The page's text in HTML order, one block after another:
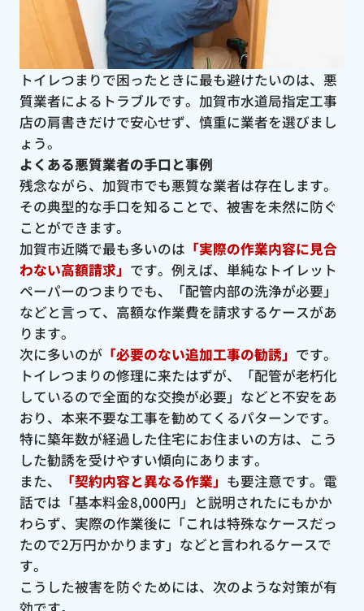
トイレつまりで困ったときに最も避けたいのは、悪
質業者によるトラブルです。加賀市水道局指定工事
店の肩書きだけで安心せず、慎重に業者を選びまし
ょう。
よくある悪質業者の手口と事例
残念ながら、加賀市でも悪質な業者は存在します。
その典型的な手口を知ることで、被害を未然に防ぐ
ことができます。
加賀市近隣で最も多いのは 「実際の作業内容に見合
わない高額請求」 です。例えば、単純なトイレット
ペーパーのつまりでも、「配管内部の洗浄が必要」
などと言って、高額な作業費を請求するケースがあ
ります。
次に多いのが「必要のない追加工事の勧誘」 です。
トイレつまりの修理に来たはずが、「配管が老朽化
しているので全面的な交換が必要」などと不安をあ
おり、本来不要な工事を勧めてくるパターンです。
特に築年数が経過した住宅にお住まいの方は、こう
した勧誘を受けやすい傾向にあります。
また、
「契約内容と異なる作業」 も要注意です。電
話では「基本料金8,000円」と説明されたにもかか
わらず、実際の作業後に「これは特殊なケースだっ
たので2万円かかります」などと言われるケースで
す。
こうした被害を防ぐためには、次のような対策が有